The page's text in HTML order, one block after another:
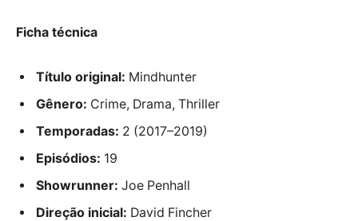
Ficha técnica
Título original: Mindhunter
Gênero: Crime, Drama, Thriller
Temporadas: 2 (2017–2019)
Episódios: 19
Showrunner: Joe Penhall
Direção inicial: David Fincher